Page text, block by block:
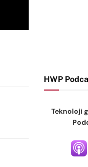
HWP
Teknoloji